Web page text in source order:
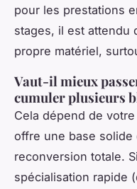
pour les prestations
stages, il est attendu
propre matériel,
Vaut-il mieux
cumuler plusieurs
Cela dépend de
offre une base
reconversion totale.
spécialisation rapide